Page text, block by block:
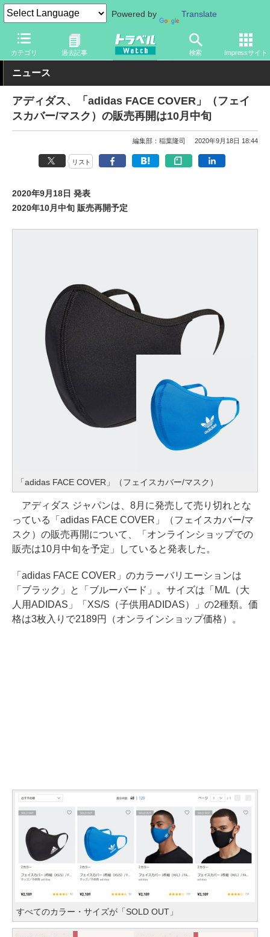
Powered by Translate
カテゴリ 過去記事 検索 Impressサイト
トラベル Watch 旅のアイテム その他
ニュース
アディダス、「adidas FACE COVER」（フェイ
スカバー/マスク）の販売再開は10月中旬
編集部：稲葉隆司 2020年9月18日 18:44
リスト
2020年9月18日 発表
2020年10月中旬 販売再開予定
「adidas FACE COVER」（フェイスカバー/マスク）
アディダス ジャパンは、8月に発売して売り切れとな
っている「adidas FACE COVER」（フェイスカバー/マ
スク）の販売再開について、「オンラインショップでの
販売は10月中旬を予定」していると発表した。
「adidas FACE COVER」のカラーバリエーションは
「ブラック」と「ブルーバード」。サイズは「M/L（大
人用ADIDAS」「XS/S（子供用ADIDAS）」の2種類。価
格は3枚入りで2189円（オンラインショップ価格）。
すべてのカラー・サイズが「SOLD OUT」